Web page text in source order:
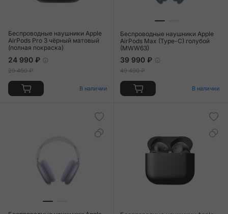
Беспроводные наушники Apple
AirPods Pro 3 чёрный матовый
(полная покраска)
24 990 ₽
29 490 ₽
В наличии
Беспроводные наушники Apple
AirPods Max (Type-C) голубой
(MWW63)
39 990 ₽
49 490 ₽
В наличии